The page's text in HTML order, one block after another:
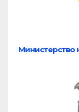
Министерство